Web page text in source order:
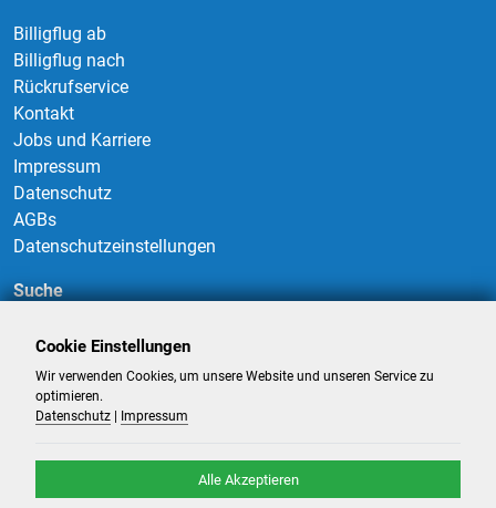
Billigflug ab
Billigflug nach
Rückrufservice
Kontakt
Jobs und Karriere
Impressum
Datenschutz
AGBs
Datenschutzeinstellungen
Suche
Suchen
Cookie Einstellungen
Wir verwenden Cookies, um unsere Website und unseren Service zu
optimieren.
Datenschutz
Impressum
Alle Akzeptieren